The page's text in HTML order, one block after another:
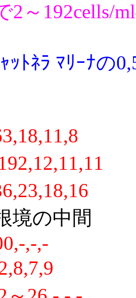
2～192cells/
ｯﾄﾈﾗ ﾏﾘｰﾅの
境の中間
,-,-